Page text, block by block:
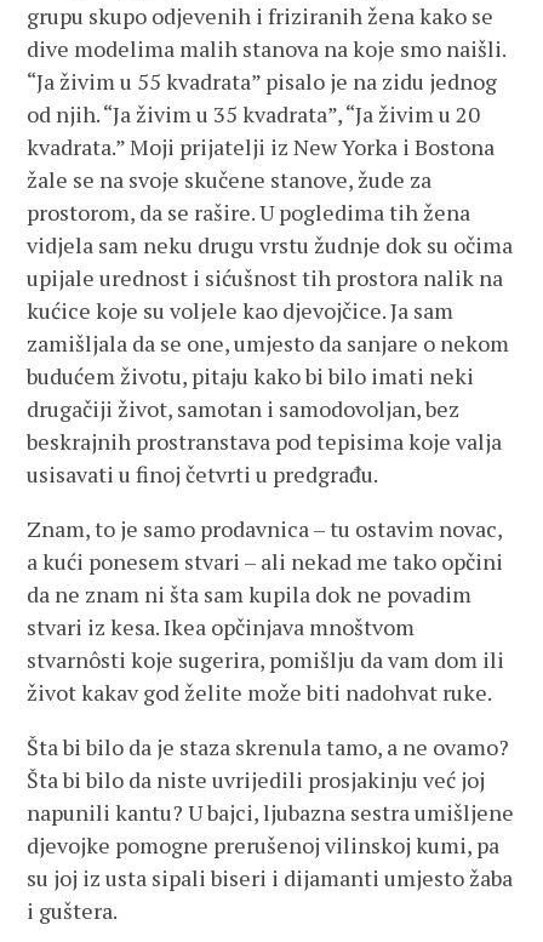
grupu skupo odjevenih i friziranih žena kako se
dive modelima malih stanova na koje smo naišli.
“Ja živim u 55 kvadrata” pisalo je na zidu jednog
od njih. “Ja živim u 35 kvadrata”, “Ja živim u 20
kvadrata.” Moji prijatelji iz New Yorka i Bostona
žale se na svoje skučene stanove, žude za
prostorom, da se rašire. U pogledima tih žena
vidjela sam neku drugu vrstu žudnje dok su očima
upijale urednost i sićušnost tih prostora nalik na
kućice koje su voljele kao djevojčice. Ja sam
zamišljala da se one, umjesto da sanjare o nekom
budućem životu, pitaju kako bi bilo imati neki
drugačiji život, samotan i samodovoljan, bez
beskrajnih prostranstava pod tepisima koje valja
usisavati u finoj četvrti u predgrađu.
Znam, to je samo prodavnica – tu ostavim novac,
a kući ponesem stvari – ali nekad me tako opčini
da ne znam ni šta sam kupila dok ne povadim
stvari iz kesa. Ikea opčinjava mnoštvom
stvarnôsti koje sugerira, pomišlju da vam dom ili
život kakav god želite može biti nadohvat ruke.
Šta bi bilo da je staza skrenula tamo, a ne ovamo?
Šta bi bilo da niste uvrijedili prosjakinju već joj
napunili kantu? U bajci, ljubazna sestra umišljene
djevojke pomogne prerušenoj vilinskoj kumi, pa
su joj iz usta sipali biseri i dijamanti umjesto žaba
i guštera.